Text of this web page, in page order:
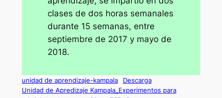
clases de dos horas semanales
durante 15 semanas, entre
septiembre de 2017 y mayo de
2018.
unidad de aprendizaje-kampala
Descarga
Unidad de Apredizaje Kampala_Experimentos para